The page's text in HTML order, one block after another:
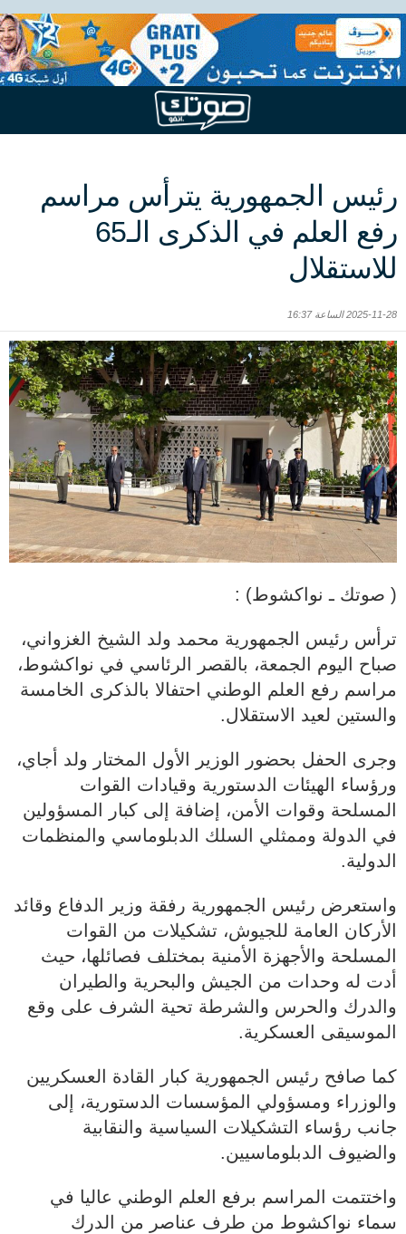
رئيس الجمهورية يترأس مراسم
رفع العلم في الذكرى الـ65
للاستقلال
2025-11-28 الساعة 16:37
( صوتك ـ نواكشوط) :
ترأس رئيس الجمهورية محمد ولد الشيخ الغزواني،
صباح اليوم الجمعة، بالقصر الرئاسي في نواكشوط،
مراسم رفع العلم الوطني احتفالا بالذكرى الخامسة
والستين لعيد الاستقلال.
وجرى الحفل بحضور الوزير الأول المختار ولد أجاي،
ورؤساء الهيئات الدستورية وقيادات القوات
المسلحة وقوات الأمن، إضافة إلى كبار المسؤولين
في الدولة وممثلي السلك الدبلوماسي والمنظمات
الدولية.
واستعرض رئيس الجمهورية رفقة وزير الدفاع وقائد
الأركان العامة للجيوش، تشكيلات من القوات
المسلحة والأجهزة الأمنية بمختلف فصائلها، حيث
أدت له وحدات من الجيش والبحرية والطيران
والدرك والحرس والشرطة تحية الشرف على وقع
الموسيقى العسكرية.
كما صافح رئيس الجمهورية كبار القادة العسكريين
والوزراء ومسؤولي المؤسسات الدستورية، إلى
جانب رؤساء التشكيلات السياسية والنقابية
والضيوف الدبلوماسيين.
واختتمت المراسم برفع العلم الوطني عاليا في
سماء نواكشوط من طرف عناصر من الدرك